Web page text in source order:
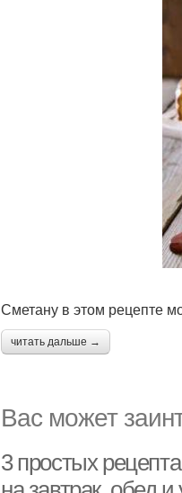
Сметану в этом рецепте
читать дальше →
Вас может
3 простых